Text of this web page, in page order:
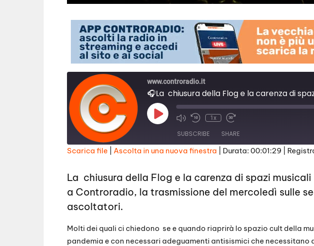
www.controradio.it
P
l
E
p
o
d
e
1x
SUBSCRIBE SHARE
RSS FEED
LINK
EMBED
Scarica file Ascolta in una nuova finestra Durata: 00:01:29
La chiusura della Flog e la carenza di spazi
a Controradio, la trasmissione del mercoledì sulle
ascoltatori.
Molti dei quali ci chiedono se e quando riaprirà lo spazio cult della
pandemia e con necessari adeguamenti antisismici che